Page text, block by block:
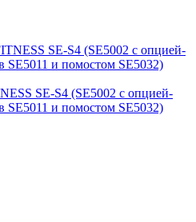
SE-S4 (SE5002 с опцией-
SE5011 и помостом SE5032)